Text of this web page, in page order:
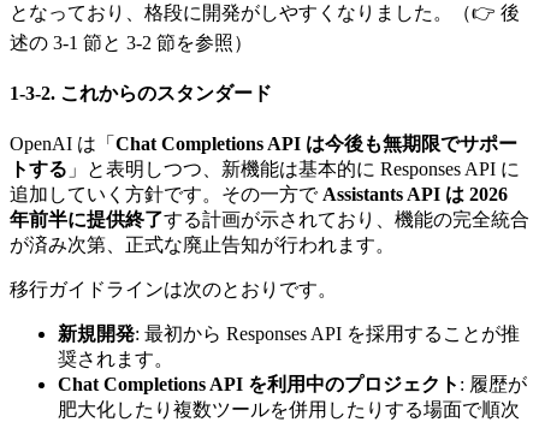
となっており、格段に開発がしやすくなりました。（👉 後
述の 3-1 節と 3-2 節を参照）
1-3-2. これからのスタンダード
OpenAI は「 Chat Completions API は今後も無期限でサポー
トする 」と表明しつつ、新機能は基本的に Responses API に
追加していく方針です。その一方で Assistants API は 2026
年前半に提供終了する計画が示されており、機能の完全統合
が済み次第、正式な廃止告知が行われます。
移行ガイドラインは次のとおりです。
新規開発: 最初から Responses API を採用することが推
奨されます。
Chat Completions API を利用中のプロジェクト : 履歴が
肥大化したり複数ツールを併用したりする場面で順次